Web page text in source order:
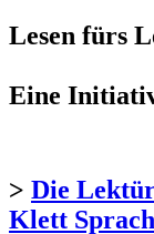
Lesen fürs
Eine
> Die
Klett